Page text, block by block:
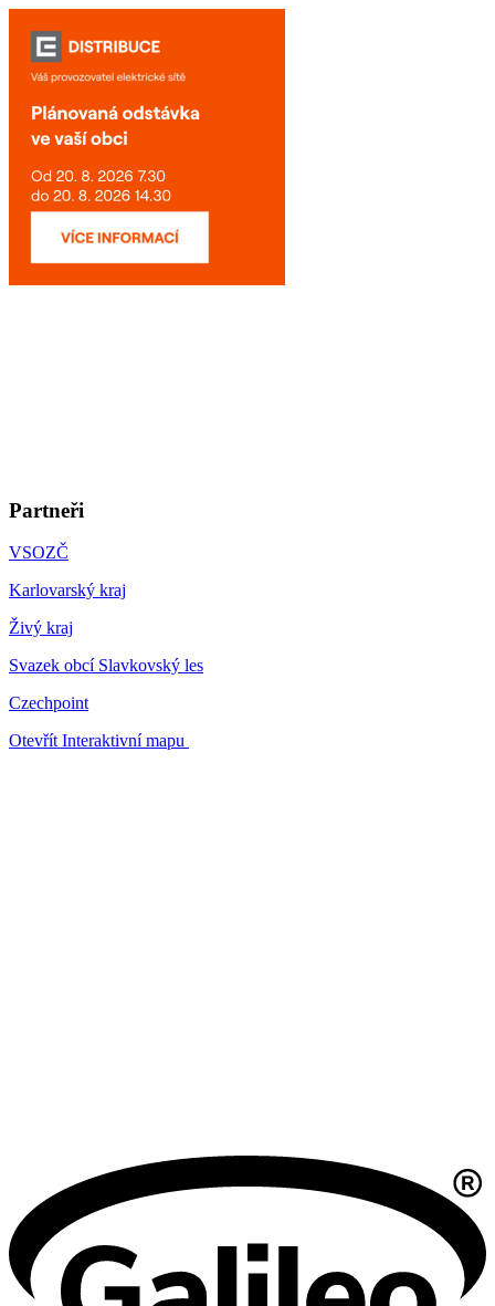
Partneři
VSOZČ
Karlovarský kraj
Živý kraj
Svazek obcí Slavkovský les
Czechpoint
Otevřít Interaktivní mapu